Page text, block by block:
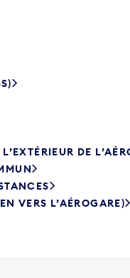
DE
VERS L’AÉROGARE)